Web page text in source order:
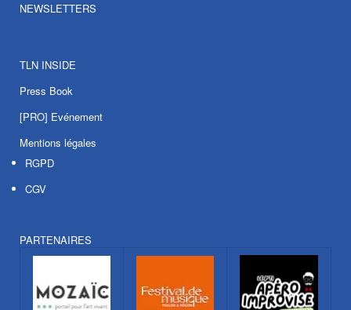
NEWSLETTERS
TLN INSIDE
Press Book
[PRO] Evénement
Mentions légales
RGPD
CGV
PARTENAIRES